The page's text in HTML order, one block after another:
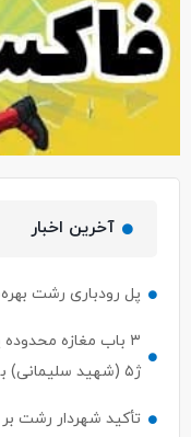
آخرین اخبار
۳ باب مغازه
تأکید شهردار رشت
ابر قهرمانان مرموز،